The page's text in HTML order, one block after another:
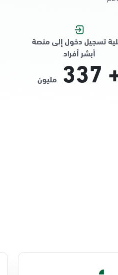
تسجيل دخول إلى منصة
أبشر أفراد
337 مليون